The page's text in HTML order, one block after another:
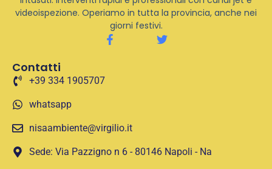
videoispezione. Operiamo in tutta la provincia, anche nei
giorni festivi.
Contatti
+39 334 1905707
whatsapp
nisaambiente@virgilio.it
Sede: Via Pazzigno n 6 - 80146 Napoli - Na